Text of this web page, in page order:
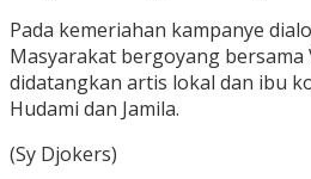
Pada kemeriahan kampanye
Masyarakat bergoyang bersama
didatangkan artis lokal dan ibu
Hudami dan Jamila.
(Sy Djokers)